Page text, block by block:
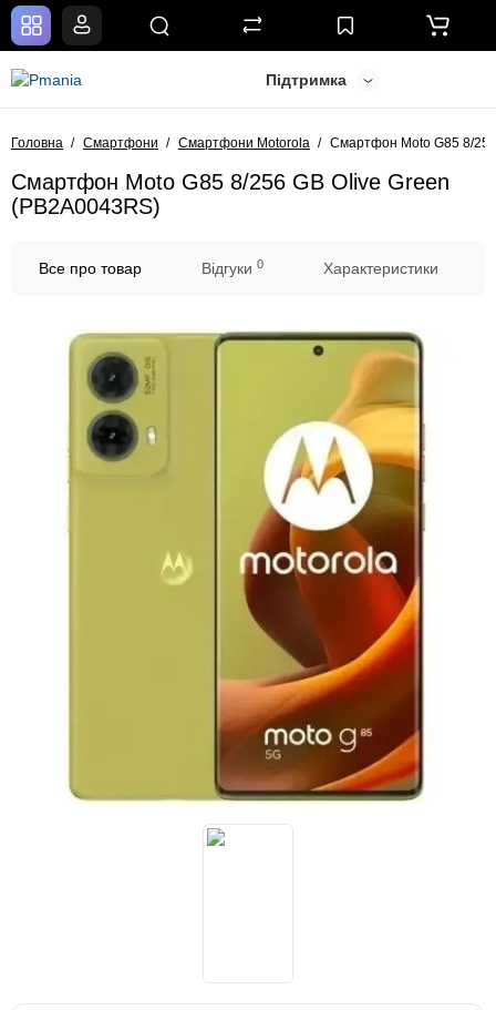
Підтримка
Головна Смартфони Смартфони Motorola Смартфон Moto G85 8/
Смартфон Moto G85 8/256 GB Olive Green
(PB2A0043RS)
Все про товар Відгуки 0 Характеристики